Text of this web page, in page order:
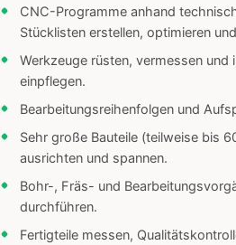
CNC-Programme anhand
Stücklisten erstellen, optimieren
Werkzeuge rüsten, vermessen und
einpflegen.
Bearbeitungsreihenfolgen und
Sehr große Bauteile (teilweise bis
ausrichten und spannen.
Bohr-, Fräs- und
durchführen.
Fertigteile messen,